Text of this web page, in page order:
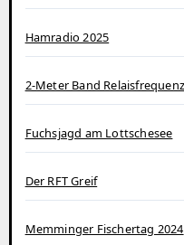
Hamradio 2025
2-Meter Band
Fuchsjagd am Lottschesee
Der RFT Greif
Memminger Fischertag 2024